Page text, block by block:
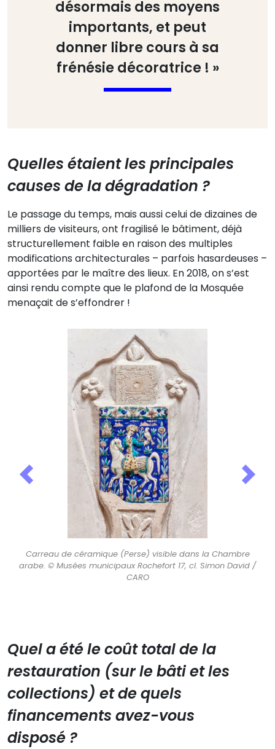
désormais des moyens
importants, et peut
donner libre cours à sa
frénésie décoratrice ! »
Quelles étaient les principales
causes de la dégradation ?
Le passage du temps, mais aussi celui de dizaines de
milliers de visiteurs, ont fragilisé le bâtiment, déjà
structurellement faible en raison des multiples
modifications architecturales – parfois hasardeuses –
apportées par le maître des lieux. En 2018, on s’est
ainsi rendu compte que le plafond de la Mosquée
menaçait de s’effondrer !
Carreau de céramique (Perse) visible dans la Chambre
arabe. © Musées municipaux Rochefort 17, cl. Simon David /
CARO
Previous
Quel a été le coût total de la
restauration (sur le bâti et les
collections) et de quels
financements avez-vous
disposé ?